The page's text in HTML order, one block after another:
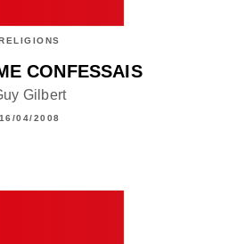
CONFESSAIS
Gilbert
16/04/2008